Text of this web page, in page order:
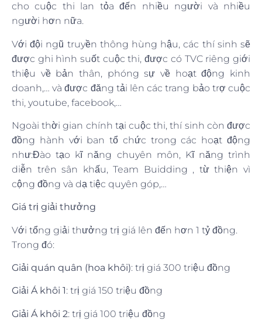
cho cuộc thi lan tỏa đến nhiều người và nhiều
người hơn nữa.
Với đội ngũ truyền thông hùng hậu, các thí sinh sẽ
được ghi hình suốt cuộc thi, được có TVC riêng giới
thiệu về bản thân, phóng sự về hoạt động kinh
doanh,… và được đăng tải lên các trang bảo trợ cuộc
thi, youtube, facebook,…
Ngoài thời gian chính tại cuộc thi, thí sinh còn được
đồng hành với ban tổ chức trong các hoạt động
như:Đào tạo kĩ năng chuyên môn, Kĩ năng trình
diễn trên sân khấu, Team Buidding , từ thiện vì
cộng đồng và dạ tiệc quyên góp,…
Giá trị giải thưởng
Với tổng giải thưởng trị giá lên đến hơn 1 tỷ đồng.
Trong đó:
Giải quán quân (hoa khôi): trị giá 300 triệu đồng
Giải Á khôi 1: trị giá 150 triệu đồng
Giải Á khôi 2: trị giá 100 triệu đồng